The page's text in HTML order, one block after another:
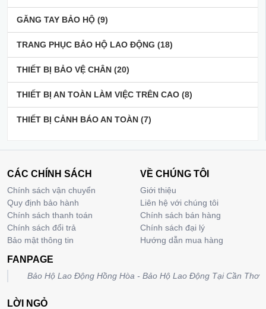
GĂNG TAY BẢO HỘ (9)
TRANG PHỤC BẢO HỘ LAO ĐỘNG (18)
THIẾT BỊ BẢO VỆ CHÂN (20)
THIẾT BỊ AN TOÀN LÀM VIỆC TRÊN CAO (8)
THIẾT BỊ CẢNH BÁO AN TOÀN (7)
CÁC CHÍNH SÁCH
Chính sách vận chuyển
Quy định bảo hành
Chính sách thanh toán
Chính sách đổi trả
Bảo mật thông tin
VỀ CHÚNG TÔI
Giới thiệu
Liên hệ với chúng tôi
Chính sách bán hàng
Chính sách đại lý
Hướng dẫn mua hàng
FANPAGE
Bảo Hộ Lao Động Hồng Hòa - Bảo Hộ Lao Động Tại Cần Thơ
LỜI NGỎ